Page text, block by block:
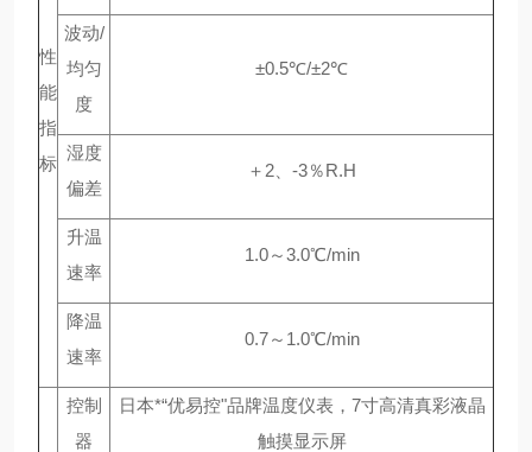
性
能
指
标
波动/
均匀
度
±0.5℃/±2℃
湿度
偏差
＋2、-3％R.H
升温
速率
1.0～3.0℃/min
降温
速率
0.7～1.0℃/min
控制
器
日本*“优易控"品牌温度仪表，7寸高清真彩液晶
触摸显示屏